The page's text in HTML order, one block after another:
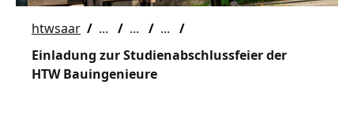
htwsaar
Einladung zur Studienabschlussfeier der
HTW Bauingenieure